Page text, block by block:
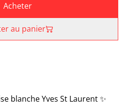
Acheter
au panier
blanche Yves St Laurent ✨